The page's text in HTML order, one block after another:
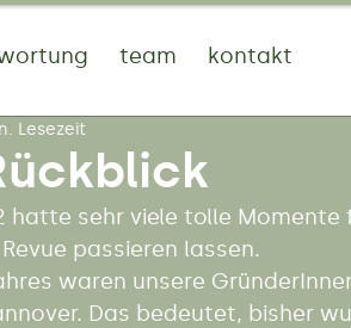
team kontakt
Lesezeit
hatte sehr viele tolle
passieren lassen.
waren unsere
Das bedeutet, bisher